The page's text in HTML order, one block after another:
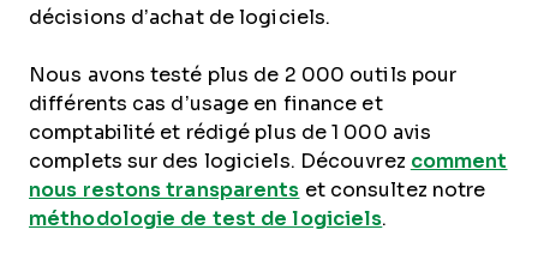
décisions d’achat de logiciels.
Nous avons testé plus de 2 000 outils pour
différents cas d’usage en finance et
comptabilité et rédigé plus de 1 000 avis
complets sur des logiciels. Découvrez comment
nous restons transparents et consultez notre
méthodologie de test de logiciels.